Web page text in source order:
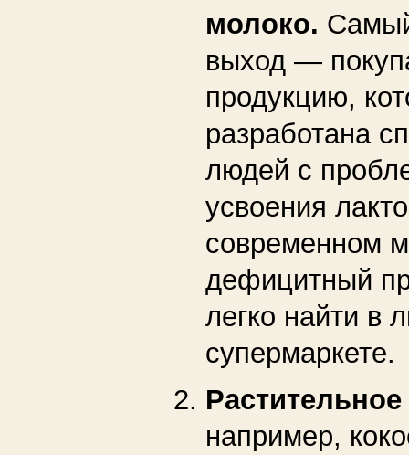
молоко.
выход —
продукцию,
разработана
людей с
усвоения
современном
дефицитный
легко найти в
супермаркете.
например,